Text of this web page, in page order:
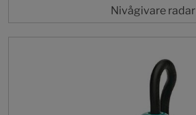
Nivågivare radar